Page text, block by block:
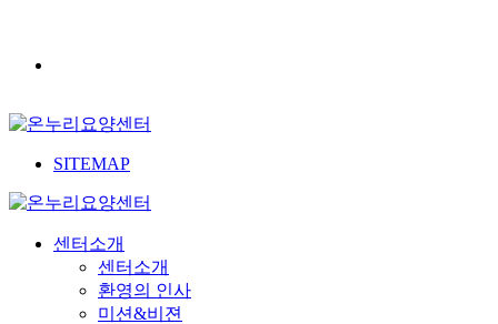
SITEMAP
센터소개
센터소개
환영의 인사
미션&비젼